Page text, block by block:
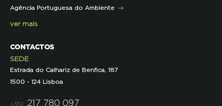
Semana do Jornalismo de Ambiente 2023
Agência Portuguesa do Ambiente
ver mais
CONTACTOS
SEDE
Estrada do Calhariz de Benfica, 187
1500 - 124 Lisboa
+351 217 780 097